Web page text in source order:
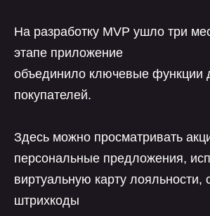
На разработку MVP ушло три
этапе приложение
объединило ключевые функции
покупателей.
Здесь можно просматривать
персональные предложения,
виртуальную карту лояльности,
штрихкоды